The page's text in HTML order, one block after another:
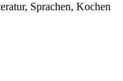
Sprachen, Kochen